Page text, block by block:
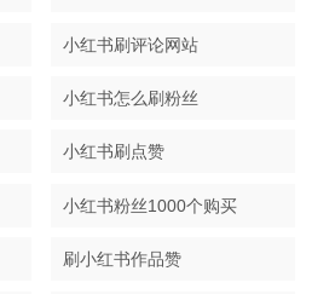
小红书刷评论网站
小红书怎么刷粉丝
小红书刷点赞
小红书粉丝1000个购买
刷小红书作品赞